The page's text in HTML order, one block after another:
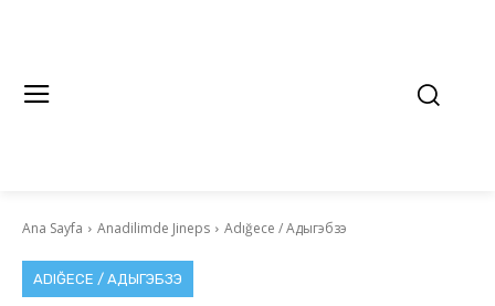
Ana Sayfa Anadilimde Jineps Adığece / Адыгэбзэ
ADIĞECE / АДЫГЭБЗЭ